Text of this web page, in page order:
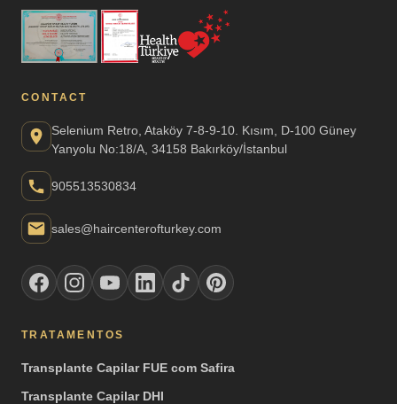
CONTACT
Selenium Retro, Ataköy 7-8-9-10. Kısım, D-100 Güney
Yanyolu No:18/A, 34158 Bakırköy/İstanbul
905513530834
sales@haircenterofturkey.com
TRATAMENTOS
Transplante Capilar FUE com Safira
Transplante Capilar DHI